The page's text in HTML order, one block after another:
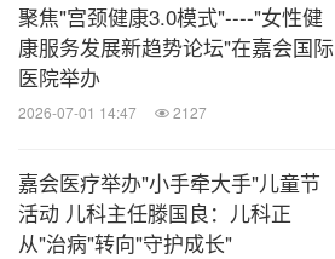
聚焦"宫颈健康3.0模式"----"女性健
康服务发展新趋势论坛"在嘉会国际
医院举办
2026-07-01 14:47 2127
嘉会医疗举办"小手牵大手"儿童节
活动 儿科主任滕国良：儿科正
从"治病"转向"守护成长"